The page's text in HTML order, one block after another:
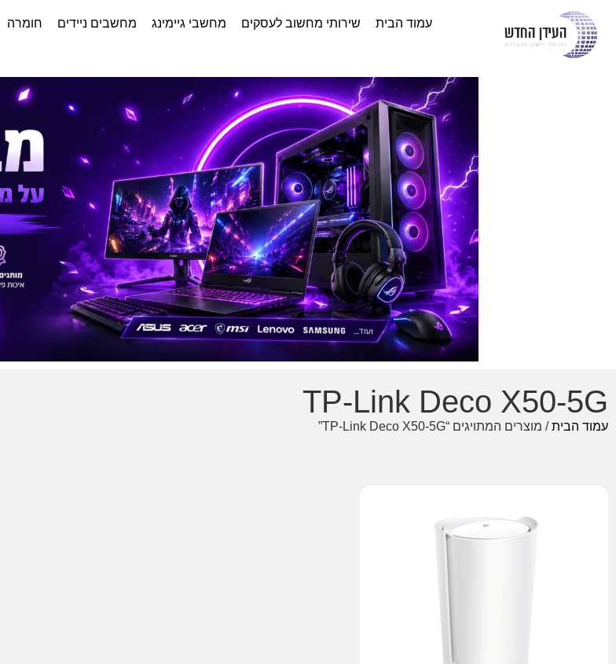
עמוד הבית שירותי מחשוב לעסקים מחשבי גיימינג מחשבים ניידים חומרה
TP-Link Deco X50-5G
עמוד הבית/ מוצרים המתויגים “TP-Link Deco X50-5G”